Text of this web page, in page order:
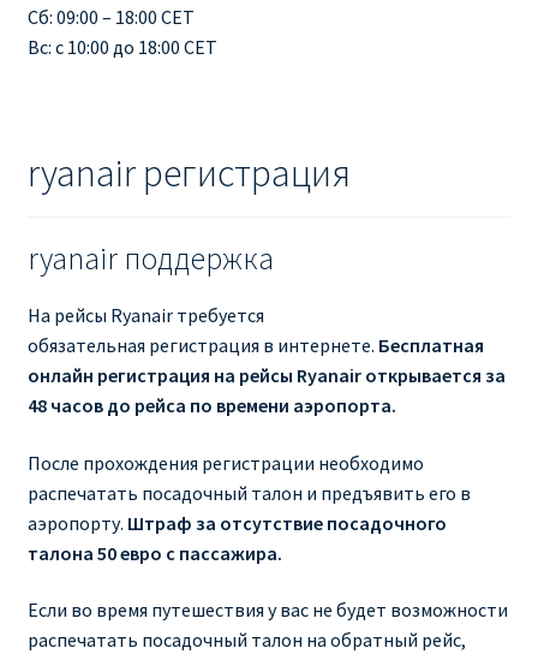
Сб: 09:00 – 18:00 CET
Вс: с 10:00 до 18:00 CET
ryanair регистрация
ryanair поддержка
На рейсы Ryanair требуется
обязательная регистрация в интернете. Бесплатная
онлайн регистрация на рейсы Ryanair открывается за
48 часов до рейса по времени аэропорта.
После прохождения регистрации необходимо
распечатать посадочный талон и предъявить его в
аэропорту. Штраф за отсутствие посадочного
талона 50 евро с пассажира.
Если во время путешествия у вас не будет возможности
распечатать посадочный талон на обратный рейс,